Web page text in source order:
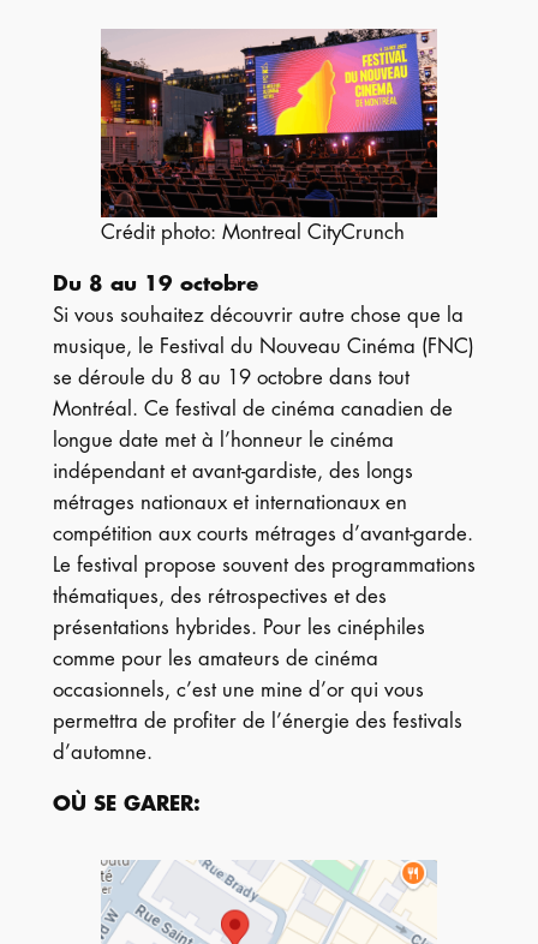
Crédit photo: Montreal CityCrunch
Du 8 au 19 octobre
Si vous souhaitez découvrir autre chose que la
musique, le Festival du Nouveau Cinéma (FNC)
se déroule du 8 au 19 octobre dans tout
Montréal. Ce festival de cinéma canadien de
longue date met à l’honneur le cinéma
indépendant et avant-gardiste, des longs
métrages nationaux et internationaux en
compétition aux courts métrages d’avant-garde.
Le festival propose souvent des programmations
thématiques, des rétrospectives et des
présentations hybrides. Pour les cinéphiles
comme pour les amateurs de cinéma
occasionnels, c’est une mine d’or qui vous
permettra de profiter de l’énergie des festivals
d’automne.
OÙ SE GARER: